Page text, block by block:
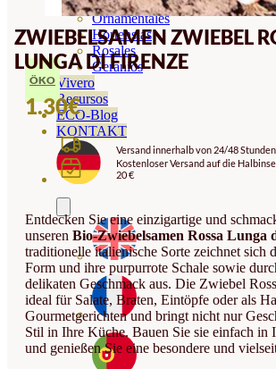
Ornamentales
Hortensias
Rosales
Geranios
Vivero
Recursos
ECO-Blog
KONTAKT
ZWIEBELSAMEN ZWIEBEL
LUNGA DI FIRENZE
ÖKO
1.30€
Versand innerhalb von 24/48 Stunden
Kostenloser Versand auf die
20 €
Entdecken Sie eine einzigartige und
unseren Bio-Zwiebelsamen Rossa Lunga
traditionelle italienische Sorte zeichnet sich
Form und ihre purpurrote Schale sowie
delikaten Geschmack aus. Die Zwiebel
ideal für Salate, Braten, Eintöpfe oder als
Gourmetgerichten und bringt nicht nur
Stil in Ihre Küche. Bauen Sie sie einfach in
und genießen Sie eine besondere und